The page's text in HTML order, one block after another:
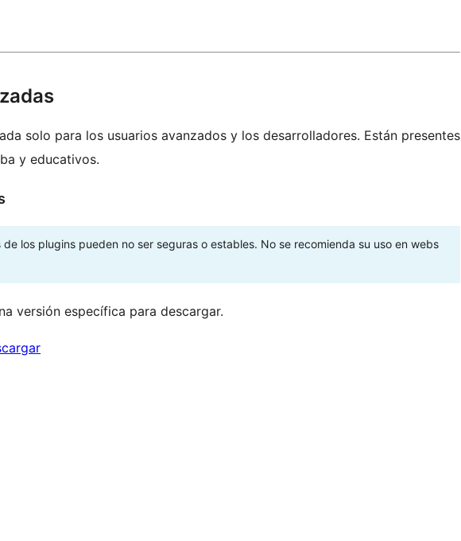
solo para los usuarios avanzados y los desarrolladores. Están presentes
y educativos.
de los plugins pueden no ser seguras o estables. No se recomienda su uso en webs
versión específica para descargar.